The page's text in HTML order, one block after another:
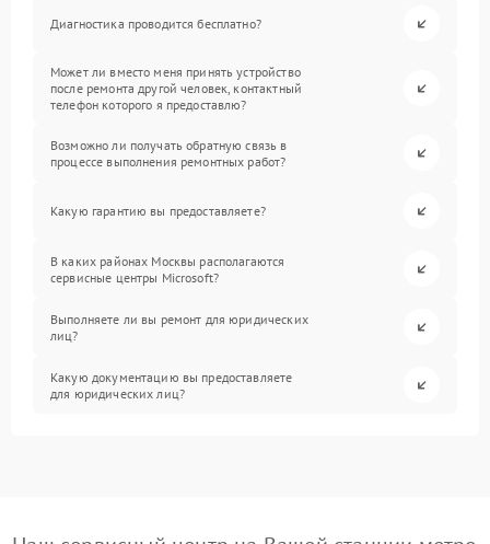
Диагностика проводится бесплатно?
Может ли вместо меня принять устройство
после ремонта другой человек, контактный
телефон которого я предоставлю?
Возможно ли получать обратную связь в
процессе выполнения ремонтных работ?
Какую гарантию вы предоставляете?
В каких районах Москвы располагаются
сервисные центры Microsoft?
Выполняете ли вы ремонт для юридических
лиц?
Какую документацию вы предоставляете
для юридических лиц?